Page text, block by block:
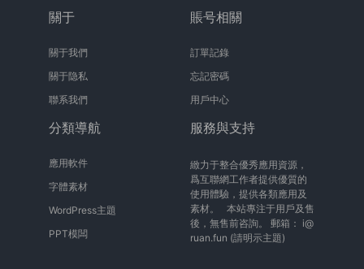
關于
關于我們
關于隐私
聯系我們
賬号相關
訂單記錄
忘記密碼
用戶中心
分類導航
應用軟件
字體素材
WordPress主題
PPT模闆
服務與支持
緻力于整合優秀應用資源，
爲互聯網工作者提供優質的
使用體驗，提供各類應用及
素材。 本站專注于用戶及售
後，無售前咨詢。 郵箱： i@
ruan.fun (請明示主題)